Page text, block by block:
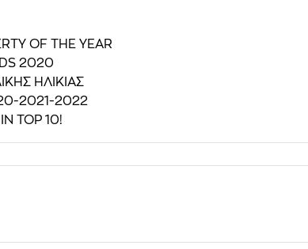
OF THE YEAR
2020
ΗΛΙΚΙΑΣ
2021-2022
TOP 10!